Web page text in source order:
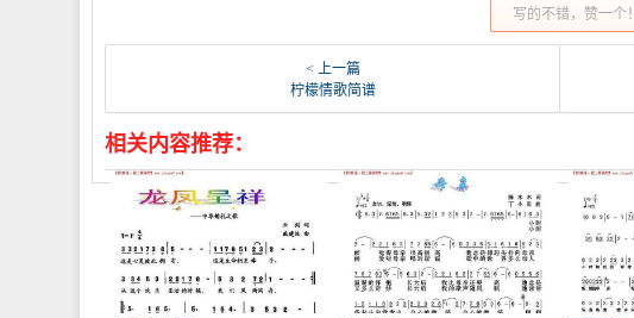
写的不错，赞一个！
< 上一篇
柠檬情歌简谱
相关内容推荐：